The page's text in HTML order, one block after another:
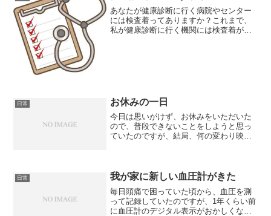
あなたが健康診断に行く病院やセンター
には検査着ってありますか？これまで、
私が健康診断に行く機関には検査着が準
日常 お休みの一日
今日は思いがけず、お休みをいただいた
ので、普段できないことをしようと思っ
ていたのですが、結局、何の変わり映え
びりできます。起きて、掃...
日常 我が家に新しい血圧計がきた
毎日頭痛で困っていた頃から、血圧を測
って記録していたのですが、1年くらい前
に血圧計のデジタル表示がおかしくな